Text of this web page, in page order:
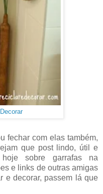
fechar com elas também,
que post lindo, útil e
sobre garrafas na
e links de outras amigas
e decorar, passem lá que